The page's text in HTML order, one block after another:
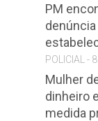
PM
POLICIAL -
Mulher
dinheiro
medida